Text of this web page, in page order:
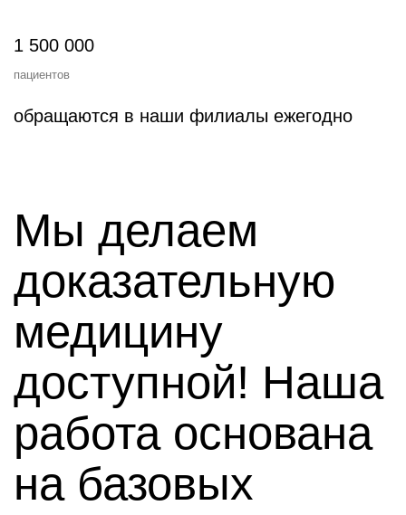
1 500 000
пациентов
обращаются в наши филиалы ежегодно
Мы делаем
доказательную
медицину
доступной! Наша
работа основана
на базовых